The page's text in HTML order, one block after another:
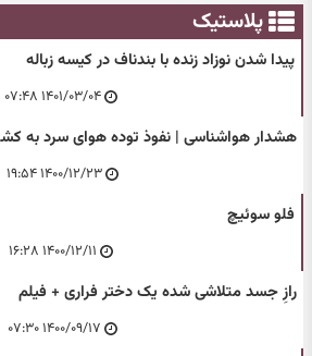
پلاستیک
پیدا شدن نوزاد زنده با بندناف در کیسه زباله
۱۴۰۱/۰۳/۰۴ ۰۷:۴۸
هشدار هواشناسی | نفوذ توده هوای سرد به
۱۴۰۰/۱۲/۲۳ ۱۹:۵۴
فلو سوئیچ
۱۴۰۰/۱۲/۱۱ ۱۶:۲۸
رازِ جسد متلاشی شده یک دختر فراری + فیلم
۱۴۰۰/۰۹/۱۷ ۰۷:۳۰